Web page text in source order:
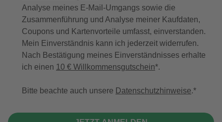
Analyse meines E-Mail-Umgangs sowie die
Zusammenführung und Analyse meiner Kaufdaten,
Coupons und Kartenvorteile umfasst, einverstanden.
Mein Einverständnis kann ich jederzeit widerrufen.
Nach Bestätigung meines Einverständnisses erhalte
ich einen 10 € Willkommensgutschein*.
Bitte beachte auch unsere Datenschutzhinweise.